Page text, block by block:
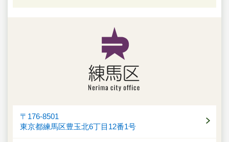
〒176-8501
東京都練馬区豊玉北6丁目12番1号